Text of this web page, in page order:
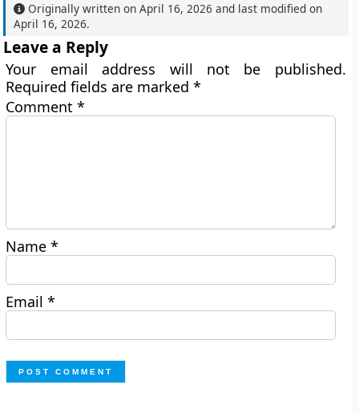
Originally written onApril 16, 2026 and last modified on
April 16, 2026.
Leave a Reply
Your email address will not be published.
Required fields are marked*
Comment*
Name*
Email*